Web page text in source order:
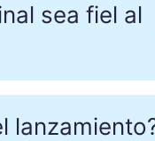
sea fiel al